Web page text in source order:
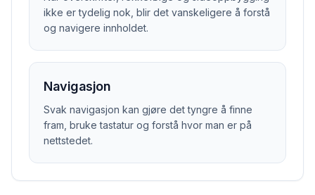
ikke er tydelig nok, blir det vanskeligere å forstå
og navigere innholdet.
Navigasjon
Svak navigasjon kan gjøre det tyngre å finne
fram, bruke tastatur og forstå hvor man er på
nettstedet.